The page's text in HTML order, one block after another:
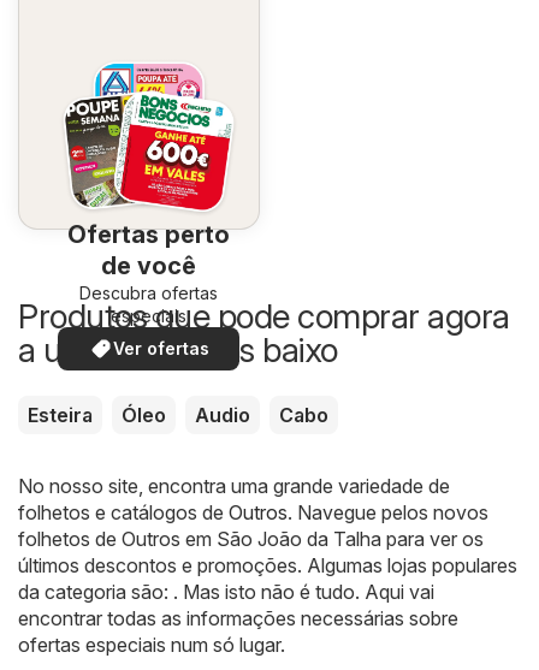
Ofertas perto
de você
Descubra ofertas
especiais
Ver ofertas
Produtos que pode comprar agora
a um preço mais baixo
Esteira Óleo Audio Cabo
No nosso site, encontra uma grande variedade de
folhetos e catálogos de Outros. Navegue pelos novos
folhetos de Outros em São João da Talha para ver os
últimos descontos e promoções. Algumas lojas populares
da categoria são: . Mas isto não é tudo. Aqui vai
encontrar todas as informações necessárias sobre
ofertas especiais num só lugar.